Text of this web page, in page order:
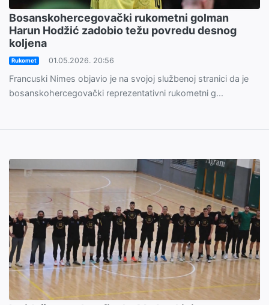
Bosanskohercegovački rukometni golman
Harun Hodžić zadobio težu povredu desnog
koljena
Rukomet 01.05.2026. 20:56
Francuski Nimes objavio je na svojoj službenoj stranici da je
bosanskohercegovački reprezentativni rukometni g...